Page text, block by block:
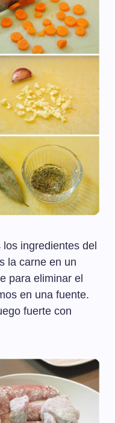
ingredientes del
la carne en un
para eliminar el
en una fuente.
fuerte con